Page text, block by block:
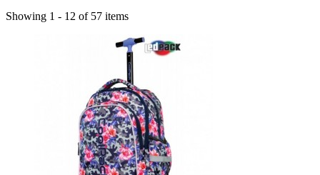
Showing 1 - 12 of 57 items